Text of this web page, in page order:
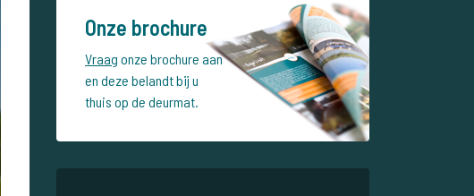
Onze brochure
Vraag onze brochure aan
en deze belandt bij u
thuis op de deurmat.